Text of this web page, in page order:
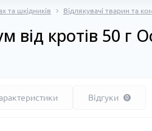
та шкідників Відлякувачі тварин та
кротів 50 г
Відгуки 0